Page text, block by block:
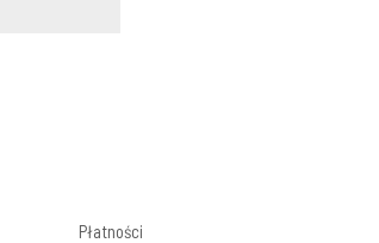
Płatności